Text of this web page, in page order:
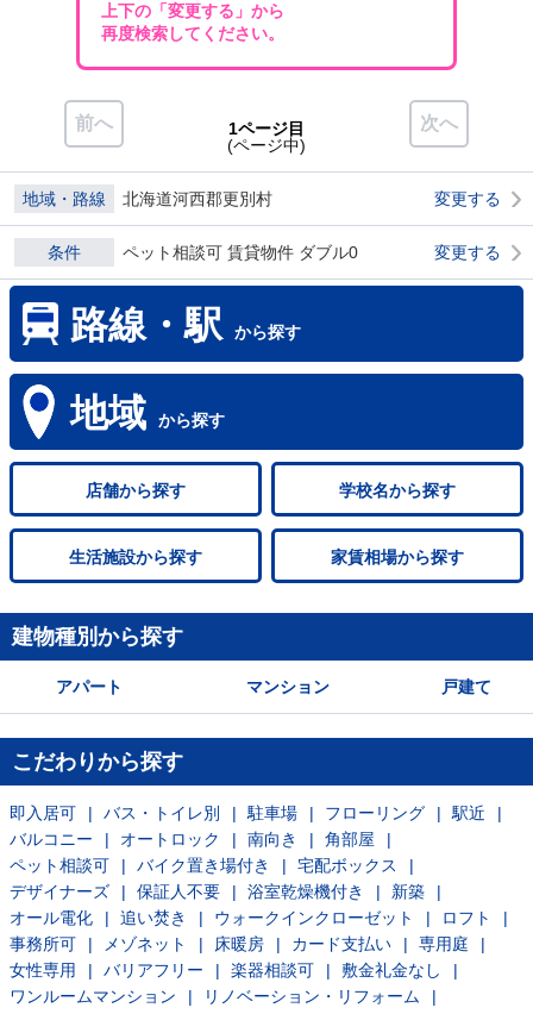
上下の「変更する」から
再度検索してください。
前へ 次へ
1ページ目
(ページ中)
地域・路線 北海道河西郡更別村 変更する
条件 ペット相談可 賃貸物件 ダブル0 変更する
路線・駅 から探す
地域 から探す
店舗から探す 学校名から探す
生活施設から探す 家賃相場から探す
建物種別から探す
アパート マンション 戸建て
こだわりから探す
即入居可 バス・トイレ別 駐車場 フローリング
駅近
バルコニー
オートロック 南向き
角部屋
ペット相談可
バイク置き場付き
宅配ボックス
デザイナーズ
保証人不要 浴室乾燥機付き
新築
オール電化
追い焚き ウォークインクローゼット
ロフト
事務所可
メゾネット 床暖房 カード支払い
専用庭
女性専用
バリアフリー 楽器相談可
敷金礼金なし
ワンルームマンション
リノベーション・リフォーム